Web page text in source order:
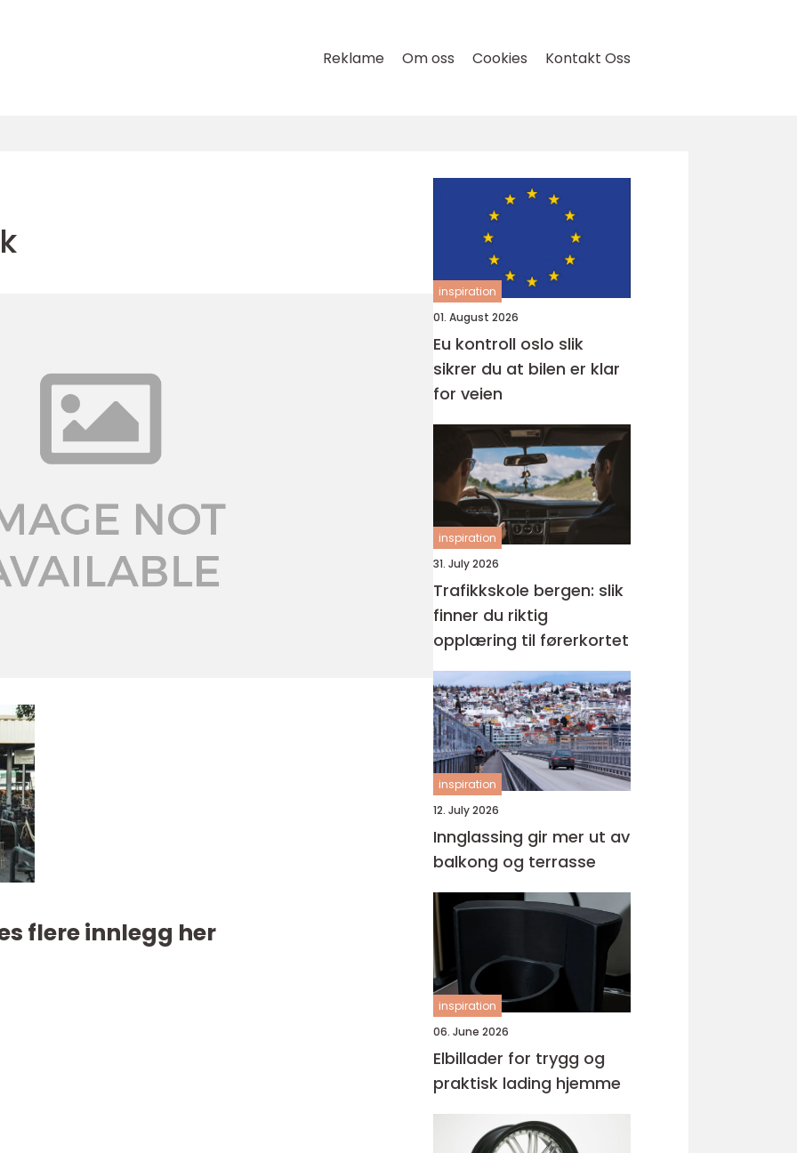
Reklame Om oss Cookies Kontakt Oss
flere innlegg her
inspiration
01. August 2026
Eu kontroll oslo slik
sikrer du at bilen er klar
for veien
inspiration
31. July 2026
Trafikkskole bergen: slik
finner du riktig
opplæring til førerkortet
inspiration
12. July 2026
Innglassing gir mer ut av
balkong og terrasse
inspiration
06. June 2026
Elbillader for trygg og
praktisk lading hjemme